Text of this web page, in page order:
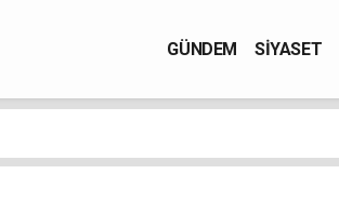
GÜNDEM SİYASET